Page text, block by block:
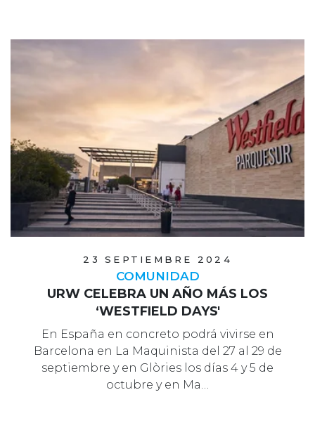
23 SEPTIEMBRE 2024
COMUNIDAD
URW CELEBRA UN AÑO MÁS LOS
‘WESTFIELD DAYS'
En España en concreto podrá vivirse en
Barcelona en La Maquinista del 27 al 29 de
septiembre y en Glòries los días 4 y 5 de
octubre y en Ma…